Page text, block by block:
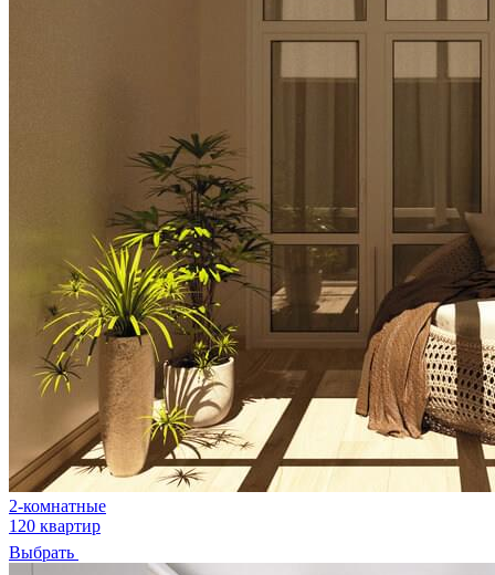
2-комнатные
120 квартир
Выбрать